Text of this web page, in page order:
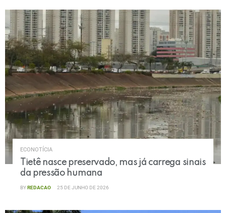
ECONOTÍCIA
Tietê nasce preservado, mas já carrega sinais
da pressão humana
BYREDACAO 25 DE JUNHO DE 2026